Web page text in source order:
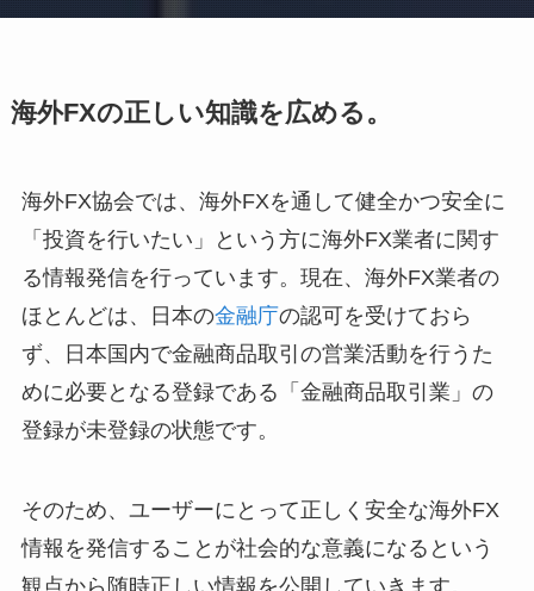
海外FXの正しい知識を広める。
海外FX協会では、海外FXを通して健全かつ安全に
「投資を行いたい」という方に海外FX業者に関す
る情報発信を行っています。現在、海外FX業者の
ほとんどは、日本の金融庁の認可を受けておら
ず、日本国内で金融商品取引の営業活動を行うた
めに必要となる登録である「金融商品取引業」の
登録が未登録の状態です。
そのため、ユーザーにとって正しく安全な海外FX
情報を発信することが社会的な意義になるという